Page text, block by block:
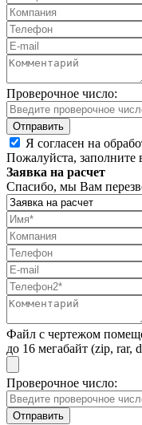
Проверочное число:
Я согласен на
Пожалуйста, заполните
Заявка на расчет
Спасибо, мы Вам
Файл с чертежом
до 16 мегабайт (zip, rar,
Проверочное число: